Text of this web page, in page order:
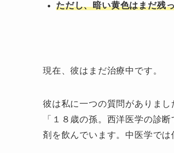
ただし、暗い黄色はまだ残
現在、彼はまだ治療中です。
彼は私に一つの質問がありまし
「１８歳の孫。西洋医学の診
剤を飲んでいます。中医学では